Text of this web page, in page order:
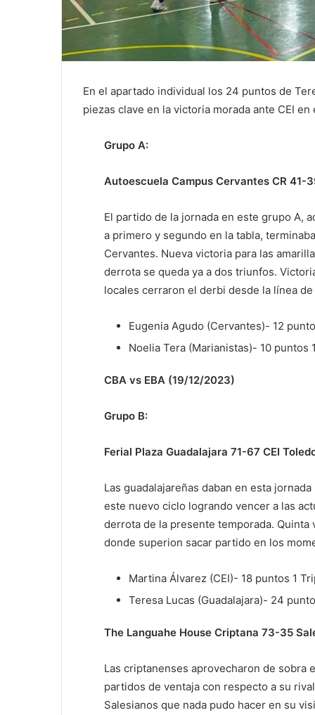
En el apartado individual los 24 puntos de
piezas clave en la victoria morada ante CEI en
Grupo A:
Autoescuela Campus Cervantes CR 41-
El partido de la jornada en este grupo A,
a primero y segundo en la tabla,
Cervantes. Nueva victoria para las
derrota se queda ya a dos triunfos.
locales cerraron el derbi desde la línea
Eugenia Agudo (Cervantes)- 12
Noelia Tera (Marianistas)- 10 puntos
CBA vs EBA (19/12/2023)
Grupo B:
Ferial Plaza Guadalajara 71-67 CEI
Las guadalajareñas daban en esta
este nuevo ciclo logrando vencer a las
derrota de la presente temporada.
donde superion sacar partido en los
Martina Álvarez (CEI)- 18 puntos 1
Teresa Lucas (Guadalajara)- 24
The Languahe House Criptana 73-35
Las criptanenses aprovecharon de sobra
partidos de ventaja con respecto a su
Salesianos que nada pudo hacer en su